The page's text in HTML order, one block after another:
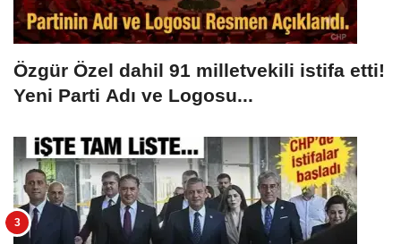
Özgür Özel dahil 91 milletvekili istifa etti!
Yeni Parti Adı ve Logosu...